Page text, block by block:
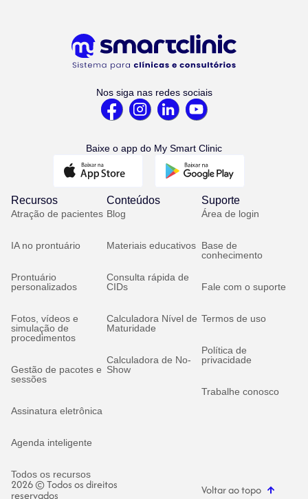
Nos siga nas redes sociais
Baixe o app do My Smart Clinic
Recursos
Atração de pacientes
IA no prontuário
Prontuário
personalizados
Fotos, vídeos e
simulação de
procedimentos
Gestão de pacotes e
sessões
Assinatura eletrônica
Agenda inteligente
Todos os recursos
Conteúdos
Blog
Materiais educativos
Consulta rápida de
CIDs
Calculadora Nível de
Maturidade
Calculadora de No-
Show
Suporte
Área de login
Base de
conhecimento
Fale com o suporte
Termos de uso
Política de
privacidade
Trabalhe conosco
2026 © Todos os direitos
reservados Voltar ao topo